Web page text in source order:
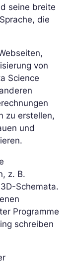
seine breite
die
von
Science
zu erstellen,
und
z. B.
Schemata.
Programme
schreiben